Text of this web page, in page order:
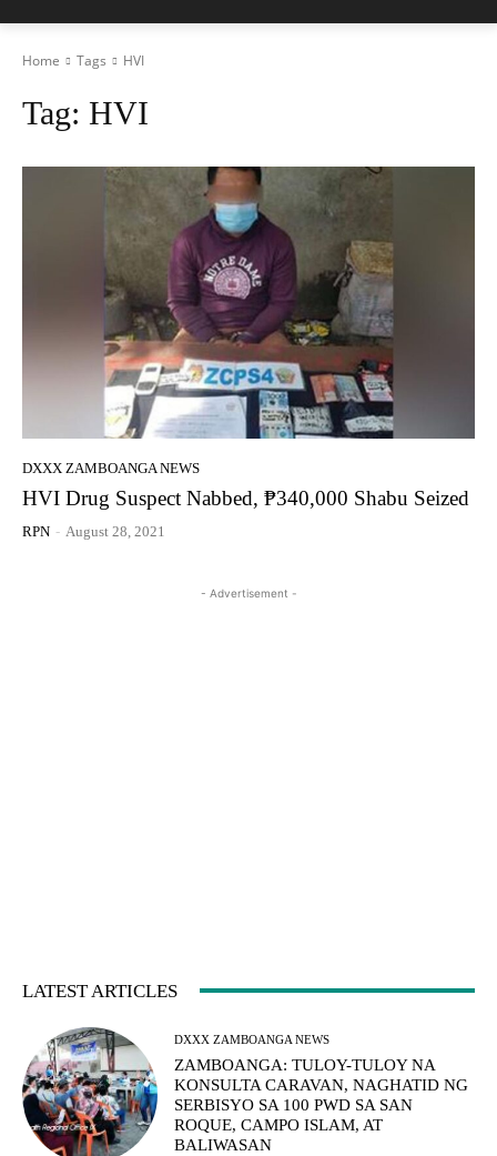
Home Tags HVI
Tag: HVI
DXXX ZAMBOANGA NEWS
HVI Drug Suspect Nabbed, ₱340,000 Shabu Seized
RPN - August 28, 2021
- Advertisement -
LATEST ARTICLES
DXXX ZAMBOANGA NEWS
ZAMBOANGA: TULOY-TULOY NA
KONSULTA CARAVAN, NAGHATID NG
SERBISYO SA 100 PWD SA SAN
ROQUE, CAMPO ISLAM, AT
BALIWASAN